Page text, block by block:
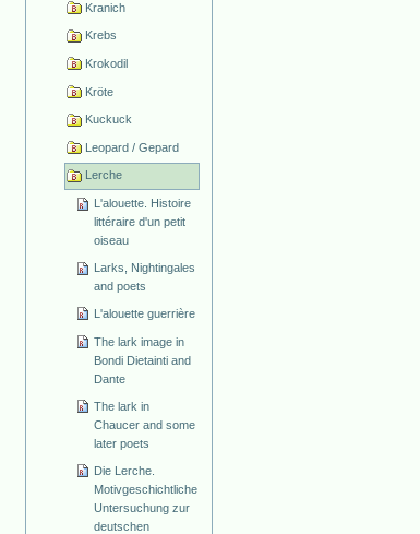
Kranich
Krebs
Krokodil
Kröte
Kuckuck
Leopard / Gepard
Lerche
L'alouette. Histoire
littéraire d'un petit
oiseau
Larks, Nightingales
and poets
L'alouette guerrière
The lark image in
Bondi Dietainti and
Dante
The lark in
Chaucer and some
later poets
Die Lerche.
Motivgeschichtliche
Untersuchung zur
deutschen